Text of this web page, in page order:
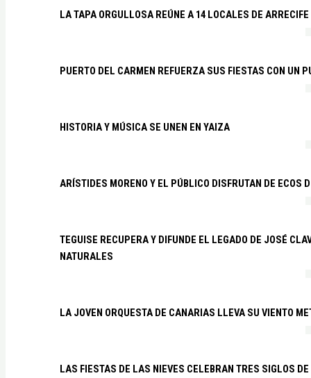
LA TAPA ORGULLOSA REÚNE A 14 LOCALES DE ARRECIFE
PUERTO DEL CARMEN REFUERZA SUS FIESTAS CON UN
HISTORIA Y MÚSICA SE UNEN EN YAIZA
ARÍSTIDES MORENO Y EL PÚBLICO DISFRUTAN DE ECOS
TEGUISE RECUPERA Y DIFUNDE EL LEGADO DE JOSÉ
NATURALES
LA JOVEN ORQUESTA DE CANARIAS LLEVA SU VIENTO
LAS FIESTAS DE LAS NIEVES CELEBRAN TRES SIGLOS